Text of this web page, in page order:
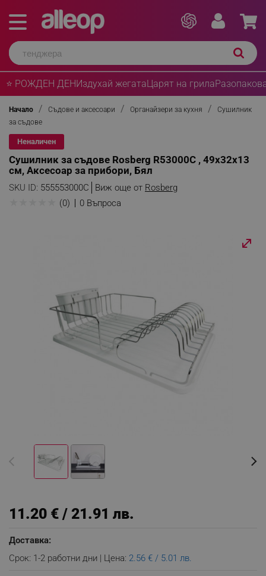
⭐ РОЖДЕН ДЕНИздухай жегатаЦарят на грила
Начало Съдове и аксесоари Органайзери за кухня
Сушилник
за съдове
Неналичен
Сушилник за съдове Rosberg R53000C , 49х32х13
см, Аксесоар за прибори, Бял
SKU ID: 555553000C Виж още от Rosberg
(0) 0 Въпроса
11.20 € / 21.91 лв.
Доставка:
Срок: 1-2 работни дни | Цена: 2.56 € / 5.01 лв.